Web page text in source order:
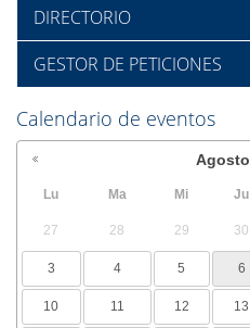
DIRECTORIO
GESTOR DE PETICIONES
Calendario de eventos
Agosto
Lu Ma Mi Ju
27 28 29 30
3 4 5 6
10 11 12 13